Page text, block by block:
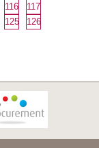
116
117
125
126